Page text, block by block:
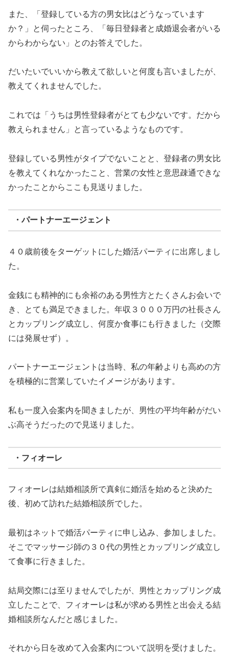
また、「登録している方の男女比はどうなっています
か？」と伺ったところ、「毎日登録者と成婚退会者がいる
からわからない」とのお答えでした。
だいたいでいいから教えて欲しいと何度も言いましたが、
教えてくれませんでした。
これでは「うちは男性登録者がとても少ないです。だから
教えられません」と言っているようなものです。
登録している男性がタイプでないことと、登録者の男女比
を教えてくれなかったこと、営業の女性と意思疎通できな
かったことからここも見送りました。
・パートナーエージェント
４０歳前後をターゲットにした婚活パーティに出席しまし
た。
金銭にも精神的にも余裕のある男性方とたくさんお会いで
き、とても満足できました。年収３０００万円の社長さん
とカップリング成立し、何度か食事にも行きました（交際
には発展せず）。
パートナーエージェントは当時、私の年齢よりも高めの方
を積極的に営業していたイメージがあります。
私も一度入会案内を聞きましたが、男性の平均年齢がだい
ぶ高そうだったので見送りました。
・フィオーレ
フィオーレは結婚相談所で真剣に婚活を始めると決めた
後、初めて訪れた結婚相談所でした。
最初はネットで婚活パーティに申し込み、参加しました。
そこでマッサージ師の３０代の男性とカップリング成立し
て食事に行きました。
結局交際には至りませんでしたが、男性とカップリング成
立したことで、フィオーレは私が求める男性と出会える結
婚相談所なんだと感じました。
それから日を改めて入会案内について説明を受けました。